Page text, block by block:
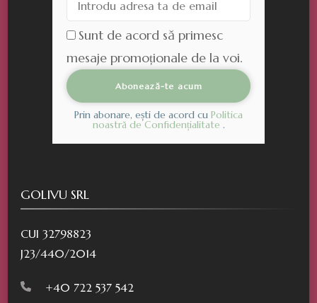
Sunt de acord să primesc
mesaje promoționale de la voi.
Prin abonare, ești de acord cu Politica
noastră de Confidențialitate .
GOLIVU SRL
CUI 32798823
J23/440/2014
+40 722 537 542